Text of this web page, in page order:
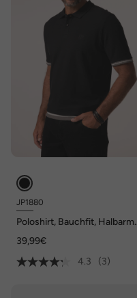
JP1880
Poloshirt, Bauchfit, Halbarm,
39,99€
4.3
(3)